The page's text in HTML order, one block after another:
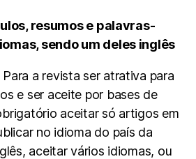
resumos e palavras-
sendo um deles inglês
a revista ser atrativa para
e ser aceite por bases de
aceitar só artigos em
no idioma do país da
aceitar vários idiomas, ou